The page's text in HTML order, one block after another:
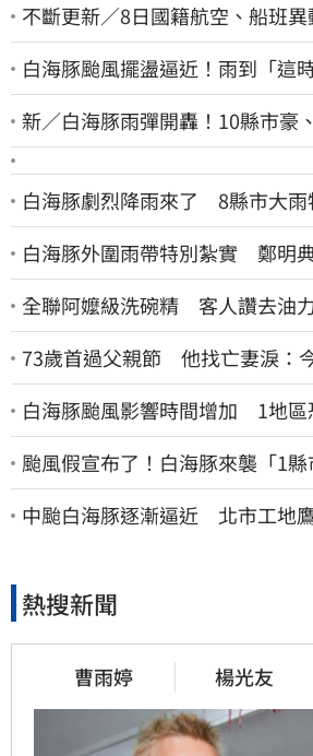
不斷更新／8日國籍航空、船班
白海豚颱風擺盪逼近！雨到「這
新／白海豚雨彈開轟！10縣市豪
白海豚劇烈降雨來了 8縣市大雨
白海豚外圍雨帶特別紮實 鄭明
全聯阿嬤級洗碗精 客人讚去油
73歲首過父親節 他找亡妻淚：
白海豚颱風影響時間增加 1地區
颱風假宣布了！白海豚來襲「1縣
中颱白海豚逐漸逼近 北市工地
熱搜新聞
曹雨婷 楊光友